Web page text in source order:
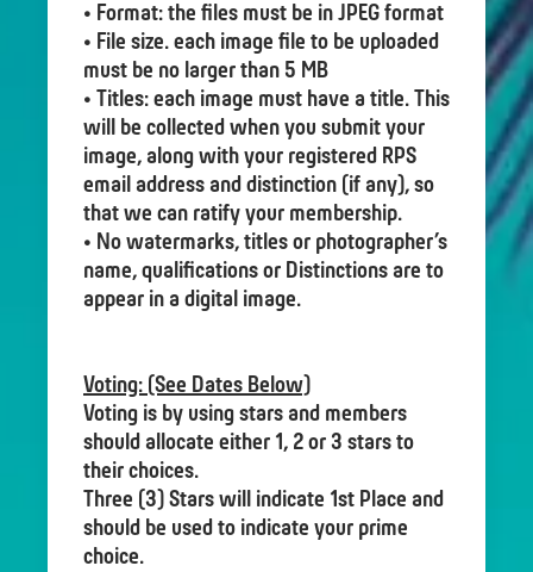
• Format: the files must be in JPEG format
• File size. each image file to be uploaded
must be no larger than 5 MB
• Titles: each image must have a title. This
will be collected when you submit your
image, along with your registered RPS
email address and distinction (if any), so
that we can ratify your membership.
• No watermarks, titles or photographer’s
name, qualifications or Distinctions are to
appear in a digital image.
Voting: (See Dates Below)
Voting is by using stars and members
should allocate either 1, 2 or 3 stars to
their choices.
Three (3) Stars will indicate 1st Place and
should be used to indicate your prime
choice.